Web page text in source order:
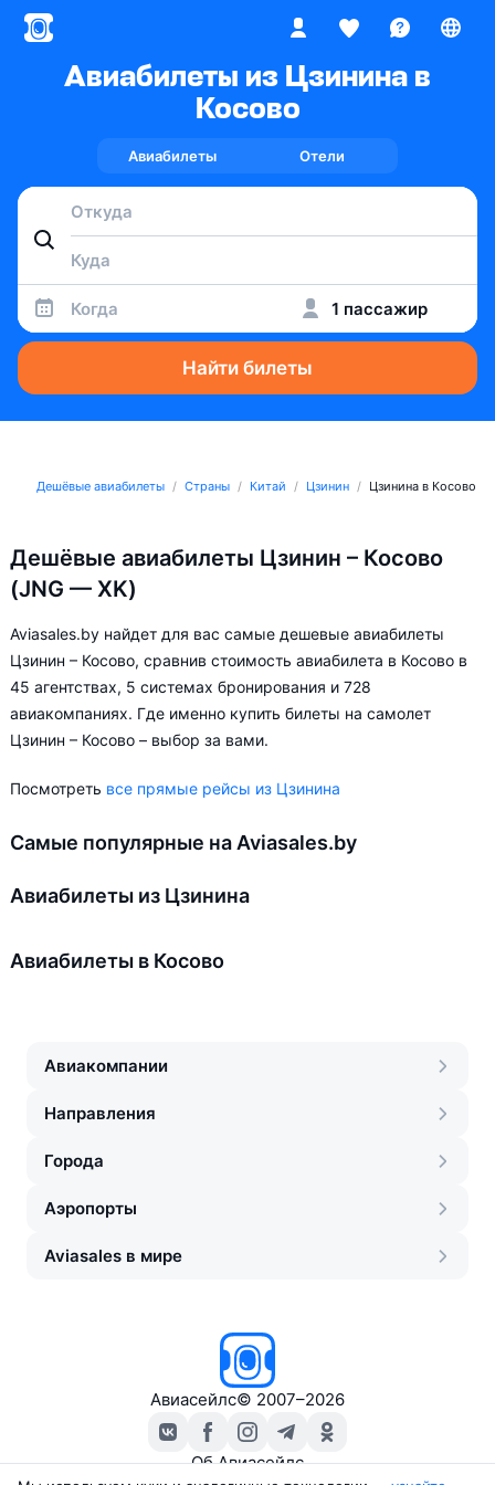
Авиабилеты из Цзинина в
Косово
Авиабилеты Отели
Когда 1 пассажир
Найти билеты
Дешёвые авиабилеты Страны Китай Цзинин Цзинина в Косово
Дешёвые авиабилеты Цзинин – Косово
(JNG — XK)
Aviasales.by найдет для вас самые дешевые авиабилеты
Цзинин – Косово, сравнив стоимость авиабилета в Косово в
45 агентствах, 5 системах бронирования и 728
авиакомпаниях. Где именно купить билеты на самолет
Цзинин – Косово – выбор за вами.
Посмотреть все прямые рейсы из Цзинина
Самые популярные на Aviasales.by
Авиабилеты из Цзинина
Авиабилеты в Косово
Авиакомпании
Направления
Города
Аэропорты
Aviasales в мире
Авиасейлс© 2007–2026
Об Авиасейлс